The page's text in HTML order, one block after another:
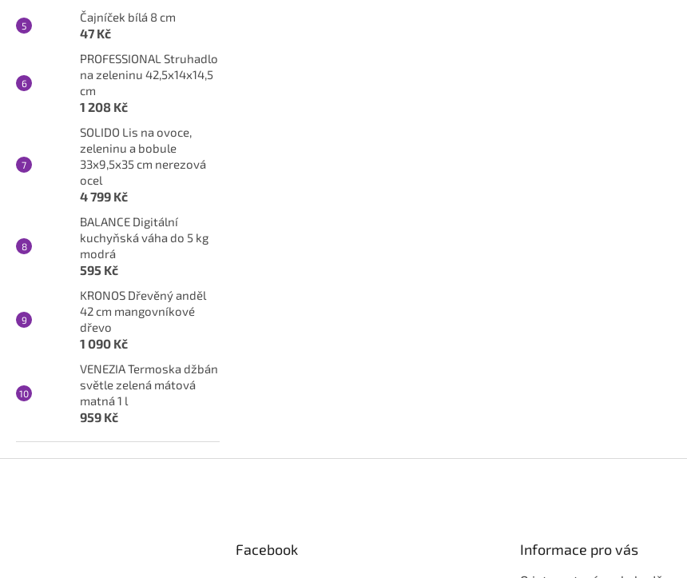
Čajníček bílá 8 cm
47 Kč
PROFESSIONAL Struhadlo
na zeleninu 42,5x14x14,5
cm
1 208 Kč
SOLIDO Lis na ovoce,
zeleninu a bobule
33x9,5x35 cm nerezová
ocel
4 799 Kč
BALANCE Digitální
kuchyňská váha do 5 kg
modrá
595 Kč
KRONOS Dřevěný anděl
42 cm mangovníkové
dřevo
1 090 Kč
VENEZIA Termoska džbán
světle zelená mátová
matná 1 l
959 Kč
Facebook Informace pro vás